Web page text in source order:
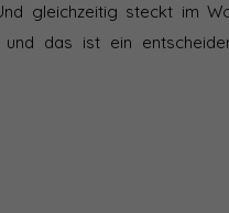
gleichzeitig steckt im
das ist ein